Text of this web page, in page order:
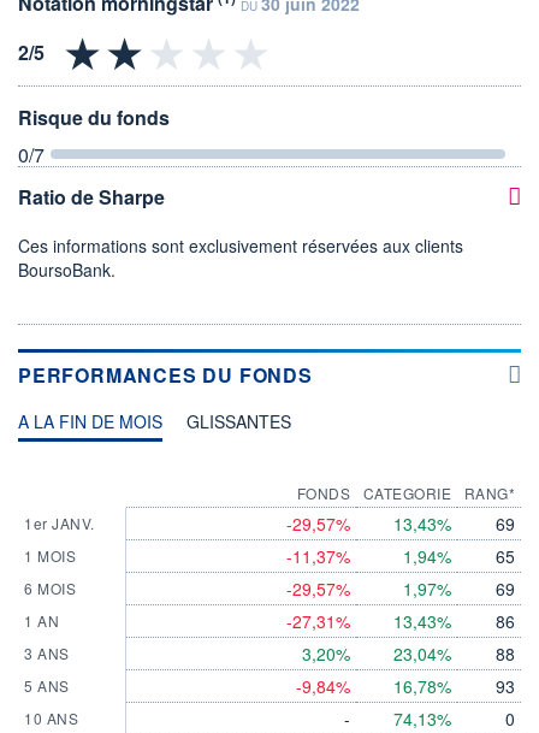
DU
Risque du fonds
0/7
Ratio de Sharpe
Ces informations sont exclusivement réservées aux clients
BoursoBank.
PERFORMANCES DU FONDS
A LA FIN DE MOIS GLISSANTES
1er JANV.
1 MOIS
6 MOIS
1 AN
3 ANS
5 ANS
10 ANS
FONDS
-29,57%
-11,37%
-29,57%
-27,31%
3,20%
-9,84%
-
CATEGORIE
13,43%
1,94%
1,97%
13,43%
23,04%
16,78%
74,13%
RANG*
69
65
69
86
88
93
0